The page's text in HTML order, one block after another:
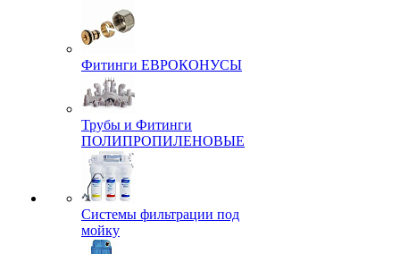
Фитинги ЕВРОКОНУСЫ
Трубы и Фитинги
ПОЛИПРОПИЛЕНОВЫЕ
Системы фильтрации под
мойку